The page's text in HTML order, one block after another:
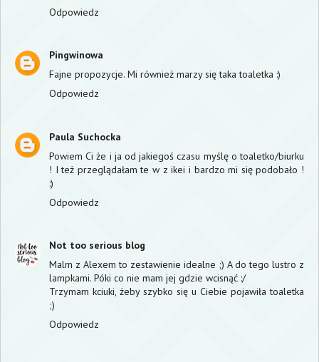
Odpowiedz
Pingwinowa
Fajne propozycje. Mi również marzy się taka toaletka :)
Odpowiedz
Paula Suchocka
Powiem Ci że i ja od jakiegoś czasu myślę o toaletko/biurku
! I też przeglądałam te w z ikei i bardzo mi się podobało !
:)
Odpowiedz
Not too serious blog
Malm z Alexem to zestawienie idealne ;) A do tego lustro z
lampkami. Póki co nie mam jej gdzie wcisnąć :/
Trzymam kciuki, żeby szybko się u Ciebie pojawiła toaletka
;)
Odpowiedz